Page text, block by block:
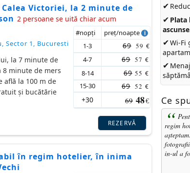
Victoriei, la 2 minute de
2 persoane se uită chiar acum
Sector 1, Bucuresti
la 7 minute de
8 minute de mers
află la 100 m de
și bucătărie
#nopţi
preţ/noapte
1-3
69 59 €
4-7 69 57 €
8-14 69 55 €
15-30 69 52 €
+30 69 48€
REZERVĂ
în regim hotelier, în inima
✔
✔ Plata
✔Wi-Fi
✔
Ce
regim
in-ul a